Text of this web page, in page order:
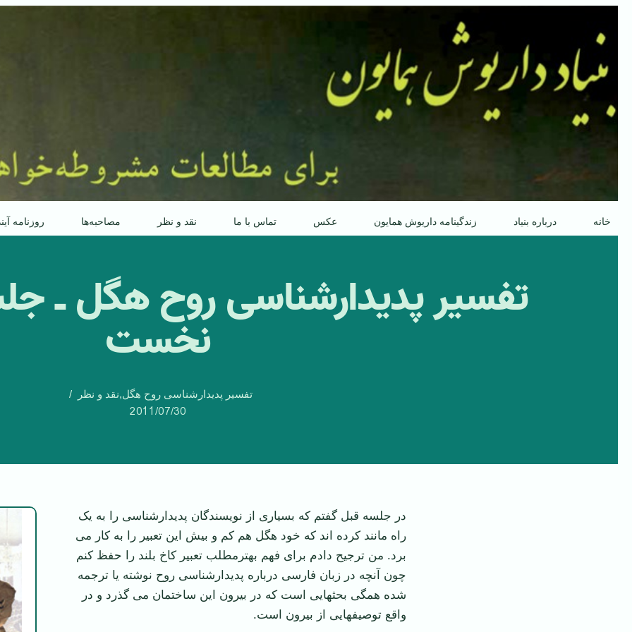
پرش
محتوا
خانه درباره بنیاد زندگینامه داریوش همایون عکس تماس با ما نقد و نظر مصاحبه‌ها روزنامه
تفسیر پدیدارشناسی روح هگل ـ
نخست
تفسیر پدیدارشناسی روح هگل,نقد و نظر
2011/07/30
در جلسه قبل گفتم که بسیاری از نویسندگان پدیدارشناسی را به یک
راه مانند کرده اند که خود هگل هم کم و بیش این تعبیر را به کار می
برد. من ترجیح دادم برای فهم بهترمطلب تعبیر کاخ بلند را حفظ کنم
چون آنچه در زبان فارسی درباره پدیدارشناسی روح نوشته یا ترجمه
شده همگی بحثهایی است که در بیرون این ساختمان می گذرد و در
واقع توصیف­هایی از بیرون است.